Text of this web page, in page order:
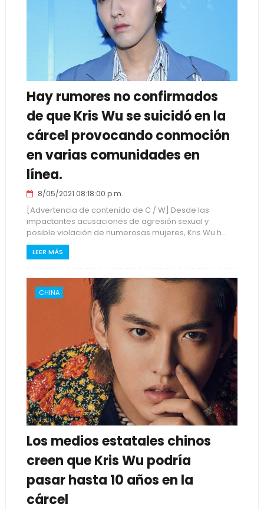
Hay rumores no confirmados
de que Kris Wu se suicidó en la
cárcel provocando conmoción
en varias comunidades en
línea.
8/05/2021 08:18:00 p.m.
[Advertencia de contenido de C / W] Desde las
impactantes acusaciones de agresión sexual y
posible violación de numerosas mujeres, Kris Wu h...
LEER MÁS
CHINA
Los medios estatales chinos
creen que Kris Wu podría
pasar hasta 10 años en la
cárcel